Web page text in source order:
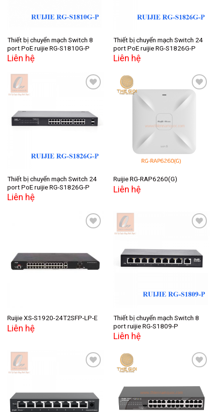
Thiết bị chuyển mạch Switch 8
port PoE ruijie RG-S1810G-P
Liên hệ
Thiết bị chuyển mạch Switch 24
port PoE ruijie RG-S1826G-P
Liên hệ
Add to
wishlist
Thiết bị chuyển mạch Switch 24
port PoE ruijie RG-S1826G-P
Liên hệ
Ruijie RG-RAP6260(G)
Liên hệ
Add to
wishlist
Ruijie XS-S1920-24T2SFP-LP-E
Liên hệ
Add to
wishlist
Thiết bị chuyển mạch Switch 8
port ruijie RG-S1809-P
Liên hệ
Add to
wishlist
Add to
wishlist